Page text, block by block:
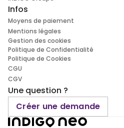
Infos
Moyens de paiement
Mentions légales
Gestion des cookies
Politique de Confidentialité
Politique de Cookies
CGU
CGV
Une question ?
Créer une demande